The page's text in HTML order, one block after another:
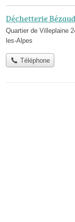
Déchetterie
Quartier de Villeplaine
les-Alpes
Téléphone